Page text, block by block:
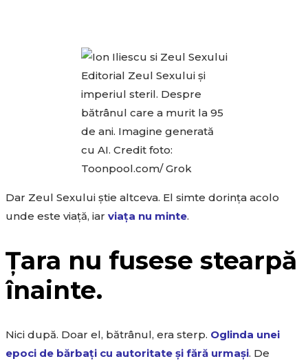
Editorial Zeul Sexului și
imperiul steril. Despre
bătrânul care a murit la 95
de ani. Imagine generată
cu AI. Credit foto:
Toonpool.com/ Grok
Dar Zeul Sexului știe altceva. El simte dorința acolo
unde este viață, iar viața nu minte.
Țara nu fusese stearpă
înainte.
Nici după. Doar el, bătrânul, era sterp. Oglinda unei
epoci de bărbați cu autoritate și fără urmași. De